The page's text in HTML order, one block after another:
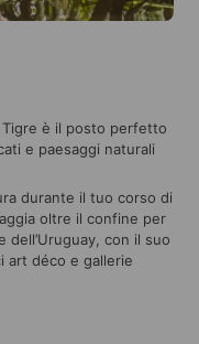
è il posto perfetto
e paesaggi naturali
durante il tuo corso di
oltre il confine per
con il suo
art déco e gallerie